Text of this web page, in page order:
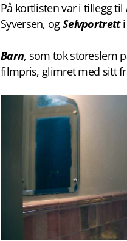
På kortlisten var i tillegg til
Syversen, ogSelvportretti
Barn, som tok storeslem
filmpris, glimret med sitt